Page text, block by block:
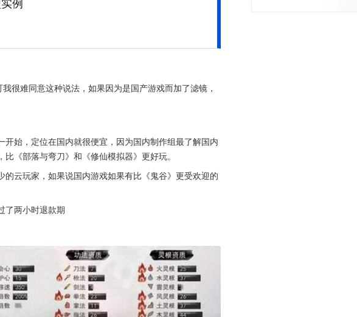
很难同意这种说法，如果因为是国产游戏而加了滤镜，
始，定位在国内就很便宜，因为国内制作组最了解国内
《部落与弯刀》和《修仙模拟器》更好玩。
云玩家，如果说国内游戏如果有比《鬼谷》更受欢迎的
了两小时退款期